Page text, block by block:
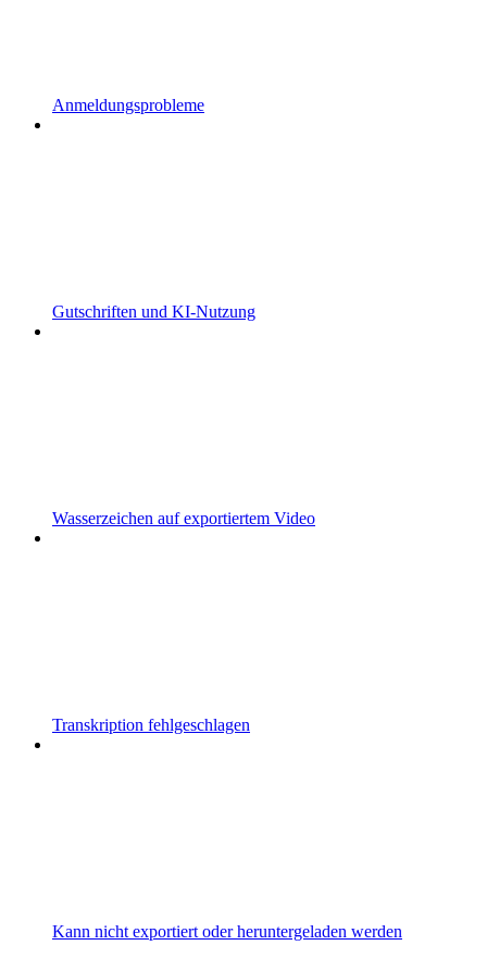
Anmeldungsprobleme
Gutschriften und KI-Nutzung
Wasserzeichen auf exportiertem Video
Transkription fehlgeschlagen
Kann nicht exportiert oder heruntergeladen werden